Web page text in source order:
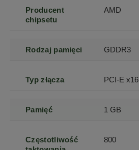
Producent
chipsetu
AMD
Rodzaj pamięci GDDR3
Typ złącza PCI-E x16
Pamięć 1 GB
Częstotliwość
800